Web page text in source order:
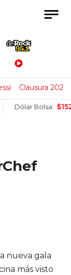
Clausura 2026
Dólar Bolsa:
nueva gala
más visto